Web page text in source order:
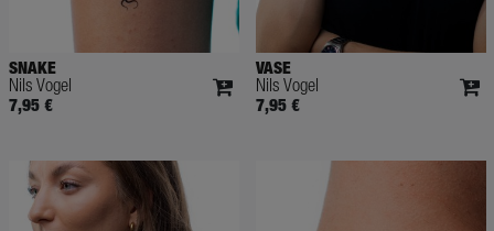
SNAKE
Nils Vogel
7,95 €
VASE
Nils Vogel
7,95 €